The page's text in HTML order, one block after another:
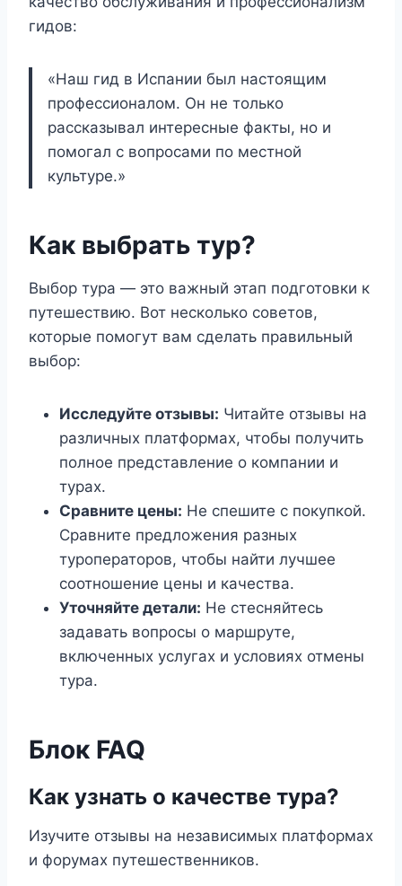
гидов:
«Наш гид в Испании был настоящим
профессионалом. Он не только
рассказывал интересные факты, но и
помогал с вопросами по местной
культуре.»
Как выбрать тур?
Выбор тура — это важный этап подготовки к
путешествию. Вот несколько советов,
которые помогут вам сделать правильный
выбор:
Исследуйте отзывы: Читайте отзывы на
различных платформах, чтобы получить
полное представление о компании и
турах.
Сравните цены: Не спешите с покупкой.
Сравните предложения разных
туроператоров, чтобы найти лучшее
соотношение цены и качества.
Уточняйте детали: Не стесняйтесь
задавать вопросы о маршруте,
включенных услугах и условиях отмены
тура.
Блок FAQ
Как узнать о качестве тура?
Изучите отзывы на независимых платформах
и форумах путешественников.